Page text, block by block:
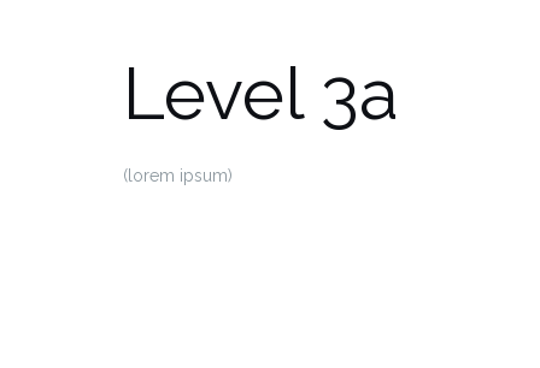
Level 3a
(lorem ipsum)